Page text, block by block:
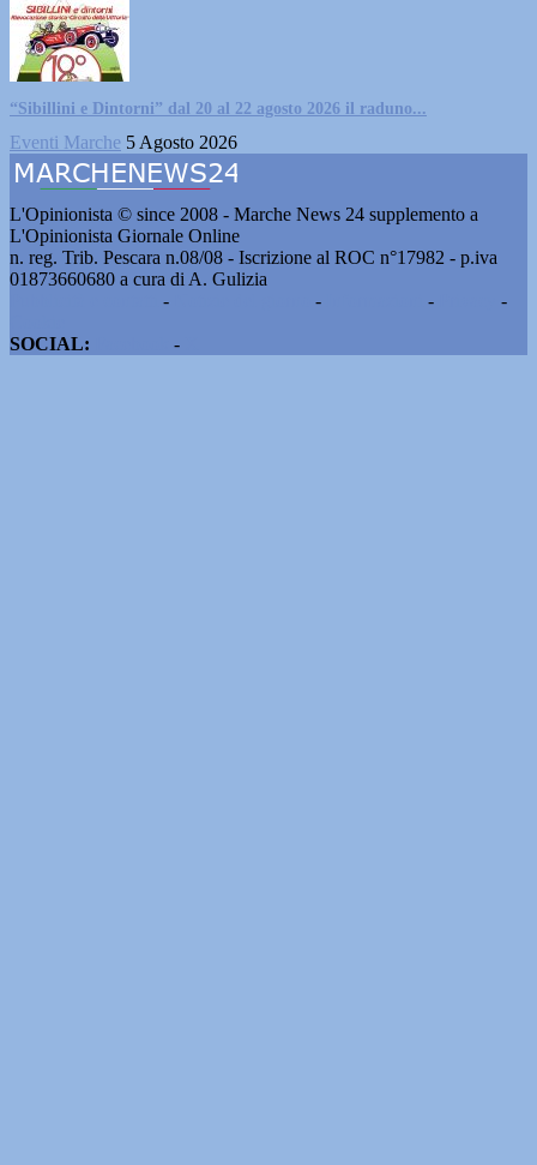
“Sibillini e Dintorni” dal 20 al 22 agosto 2026 il raduno...
Eventi Marche 5 Agosto 2026
L'Opinionista © since 2008 - Marche News 24 supplemento a
L'Opinionista Giornale Online
n. reg. Trib. Pescara n.08/08 - Iscrizione al ROC n°17982 - p.iva
01873660680 a cura di A. Gulizia
- - -
-
SOCIAL:
-